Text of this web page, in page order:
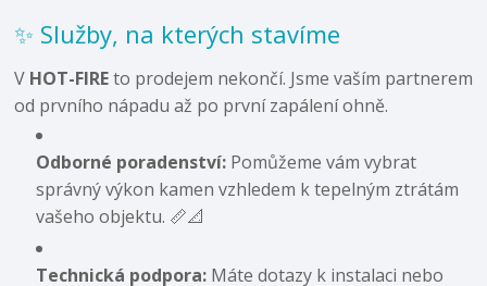
✨ Služby, na kterých stavíme
V HOT-FIREto prodejem nekončí. Jsme vaším partnerem
od prvního nápadu až po první zapálení ohně.
Odborné poradenství: Pomůžeme vám vybrat
správný výkon kamen vzhledem k tepelným ztrátám
vašeho objektu. 📏📐
Technická podpora: Máte dotazy k instalaci nebo